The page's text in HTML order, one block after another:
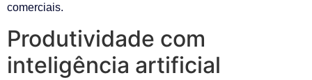
comerciais.
Produtividade com
inteligência artificial